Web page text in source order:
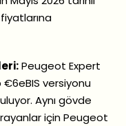
Peugeot Expert
€6eBIS versiyonu
Aynı gövde
için Peugeot